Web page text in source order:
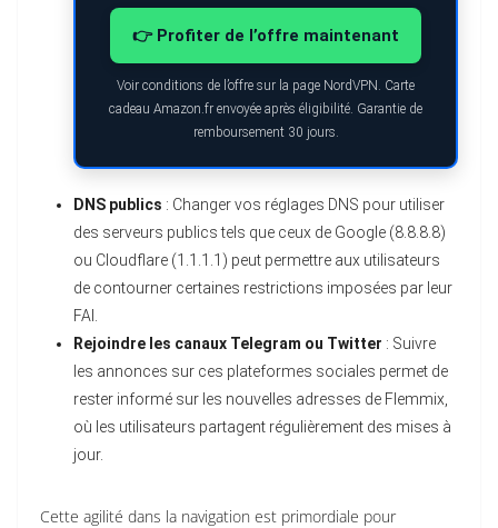
👉 Profiter de l’offre maintenant
Voir conditions de l’offre sur la page NordVPN. Carte
cadeau Amazon.fr envoyée après éligibilité. Garantie de
remboursement 30 jours.
DNS publics : Changer vos réglages DNS pour utiliser
des serveurs publics tels que ceux de Google (8.8.8.8)
ou Cloudflare (1.1.1.1) peut permettre aux utilisateurs
de contourner certaines restrictions imposées par leur
FAI.
Rejoindre les canaux Telegram ou Twitter : Suivre
les annonces sur ces plateformes sociales permet de
rester informé sur les nouvelles adresses de Flemmix,
où les utilisateurs partagent régulièrement des mises à
jour.
Cette agilité dans la navigation est primordiale pour